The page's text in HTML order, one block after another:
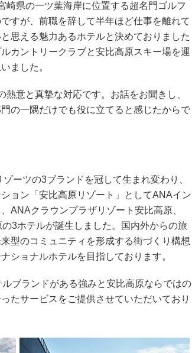
県の一ツ葉海岸に位置する超名門ゴルフ
すが、前職を辞して半年ほど仕事を離れて
思える魅力あるホテルと決めておりました
カントリークラブと安比高原スキー場を運
ました。
意と真摯な対応です。お話をお聞きし、
の一隅だけでも役に立てると感じたからで
ーツの3ブランドを冠して生まれ変わり、
ョン「安比高原リゾート」としてANAイン
ANAクラウンプラザリゾート安比高原、
3ホテルが誕生しました。国内外からの旅
型のコミュニティを形成する街づくり構想
ショナルホテルを目指しております。
ブランドがある強みと安比高原ならではの
たサービスをご提供させていただいており